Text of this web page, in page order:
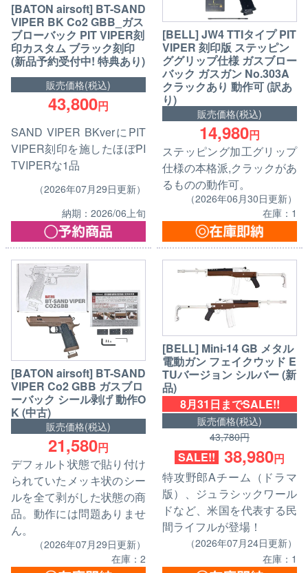
[BATON airsoft] BT-SAND
VIPER BK Co2 GBB_ガス
ブローバック PIT VIPER刻
印カスタム ブラック刻印
(新品予約受付中! 特典あり)
販売価格(税込)
43,800円
SAND VIPER BKverにPIT
VIPER刻印を施したほぼPI
TVIPERな1品
（2026年07月29日更新）
納期：2026/06上旬
[BELL] JW4 TTIタイプ PIT
VIPER 刻印版 ステッピン
ググリップ仕様 ガスブロー
バック ガスガン No.303A
クラックあり 動作可 (訳あ
り)
販売価格(税込)
14,980円
ステッピング加工グリップ
仕様の本格派,クラックがあ
るものの動作可。
（2026年06月30日更新）
在庫：1
[BATON airsoft] BT-SAND
VIPER Co2 GBB ガスブロ
ーバック シール剥げ 動作O
K (中古)
販売価格(税込)
21,580円
デフォルト状態で貼り付け
られていたメッキ状のシー
ルを全て剥がした状態の商
品。動作には問題ありませ
ん。
（2026年07月29日更新）
在庫：2
[BELL] Mini-14 GB メタル
電動ガン フェイクウッド E
TUバージョン シルバー (新
品)
8月31日までSALE!!
販売価格(税込)
43,780円
SALE!! 38,980円
特攻野郎Aチーム（ドラマ
版）、ジュラシックワール
ドなど、米国を代表する民
間ライフルが登場！
（2026年07月24日更新）
在庫：1